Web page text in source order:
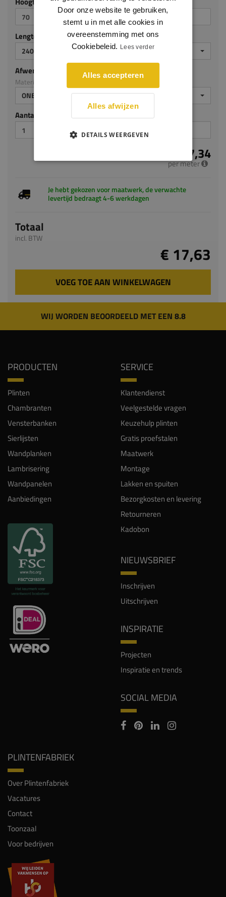
Lengte (mm)
2400
Afwerking
Materiaal: Grenen
ONBEHANDELD
Aantal stuks
€ 7,34
per meter
Je hebt gekozen voor maatwerk, de verwachte
levertijd bedraagt 4-6 werkdagen
Totaal
incl. BTW
€ 17,63
VOEG TOE AAN WINKELWAGEN
WIJ WORDEN BEOORDEELD MET EEN 8.8
PRODUCTEN
Plinten
Chambranten
Vensterbanken
Sierlijsten
Wandplanken
Lambrisering
Wandpanelen
Aanbiedingen
SERVICE
Klantendienst
Veelgestelde vragen
Keuzehulp plinten
Gratis proefstalen
Maatwerk
Montage
Lakken en spuiten
Bezorgkosten en levering
Retourneren
Kadobon
NIEUWSBRIEF
Inschrijven
Uitschrijven
INSPIRATIE
Projecten
Inspiratie en trends
SOCIAL MEDIA
PLINTENFABRIEK
Over Plintenfabriek
Vacatures
Contact
Toonzaal
Voor bedrijven
Door onze website te gebruiken,
stemt u in met alle cookies in
overeenstemming met ons
Cookiebeleid. Lees verder
Alles accepteren
Alles afwijzen
DETAILS WEERGEVEN